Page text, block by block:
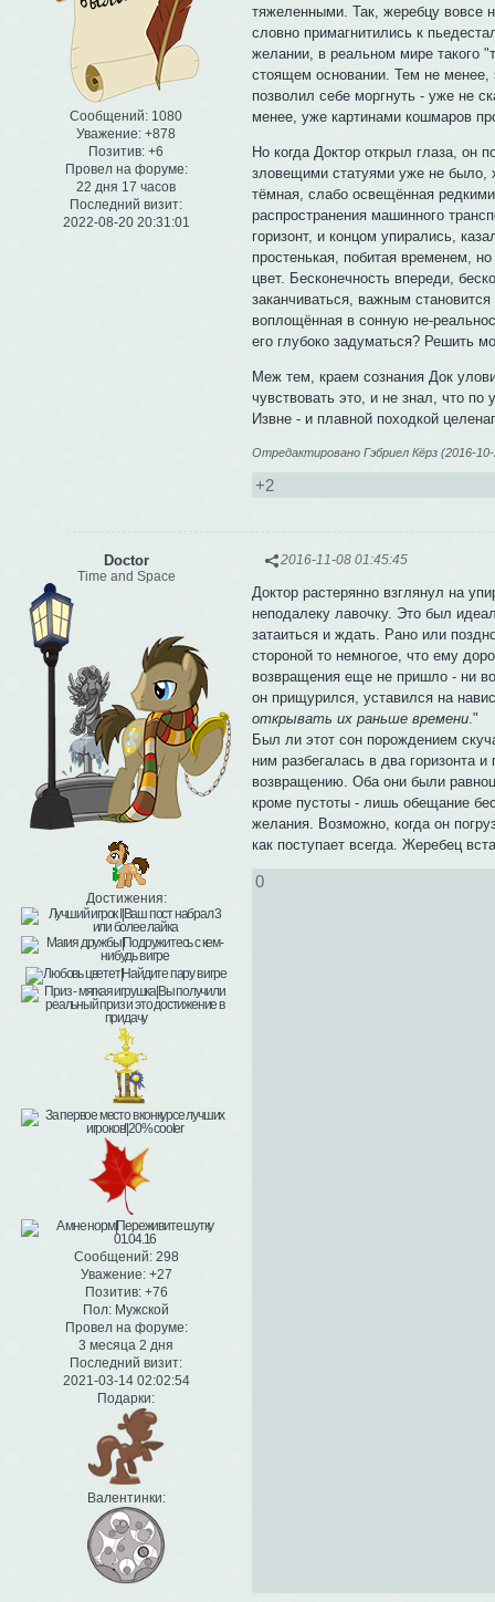
Сообщений: 1080
Уважение: +878
Позитив: +6
Провел на форуме:
22 дня 17 часов
Последний визит:
2022-08-20 20:31:01
тяжеленными. Так, жеребцу вовсе
словно примагнитились к
желании, в реальном мире такого
стоящем основании. Тем не
позволил себе моргнуть - уже не
менее, уже картинами кошмаров
Но когда Доктор открыл глаза, он
зловещими статуями уже не было,
тёмная, слабо освещённая
распространения машинного
горизонт, и концом упирались,
простенькая, побитая временем,
цвет. Бесконечность впереди,
заканчиваться, важным
воплощённая в сонную не-
его глубоко задуматься? Решить
Меж тем, краем сознания Док
чувствовать это, и не знал, что
Извне - и плавной походкой
Отредактировано Гэбриел Кёрз (2016-
+2
2016-11-08 01:45:45
Doctor
Time and Space
Достижения:
Сообщений:298
Уважение: +27
Позитив: +76
Пол: Мужской
Провел на форуме:
3 месяца 2 дня
Последний визит:
2021-03-14 02:02:54
Подарки:
Валентинки:
Доктор растерянно взглянул на
неподалеку лавочку. Это был
затаиться и ждать. Рано или
стороной то немногое, что ему
возвращения еще не пришло - ни
он прищурился, уставился на
открывать их раньше времени."
Был ли этот сон порождением
ним разбегалась в два горизонта
возвращению. Оба они были
кроме пустоты - лишь обещание
желания. Возможно, когда он
как поступает всегда. Жеребец
0